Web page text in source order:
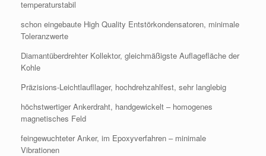
temperaturstabil
schon eingebaute High Quality Entstörkondensatoren, minimale
Toleranzwerte
Diamantüberdrehter Kollektor, gleichmäßigste Auflagefläche der
Kohle
Präzisions-Leichtlaufllager, hochdrehzahlfest, sehr langlebig
höchstwertiger Ankerdraht, handgewickelt – homogenes
magnetisches Feld
feingewuchteter Anker, im Epoxyverfahren – minimale
Vibrationen